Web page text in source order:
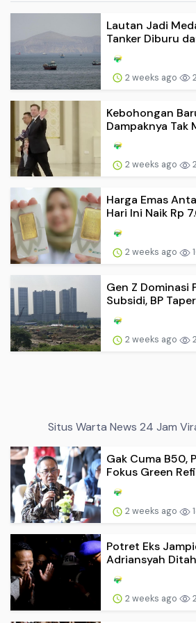
Lautan Jadi
Tanker Diburu
2 weeks ago
Kebohongan
Dampaknya Tak
2 weeks ago
Harga Emas
Hari Ini Naik Rp
2 weeks ago
Gen Z Dominasi
Subsidi, BP
2 weeks ago
Situs Warta News 24 Jam
Gak Cuma B50,
Fokus Green
2 weeks ago
Potret Eks
Adriansyah
2 weeks ago